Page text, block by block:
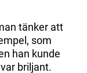
tänker att
som
han kunde
briljant.